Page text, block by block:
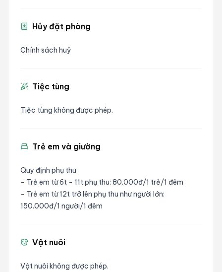
Hủy đặt phòng
Chính sách huỷ
Tiệc tùng
Tiệc tùng không được phép.
Trẻ em và giường
Quy định phụ thu
- Trẻ em từ 6t - 11t phụ thu: 80.000đ/1 trẻ/1 đêm
- Trẻ em từ 12t trở lên phụ thu như người lớn:
150.000đ/1 người/1 đêm
Vật nuôi
Vật nuôi không được phép.